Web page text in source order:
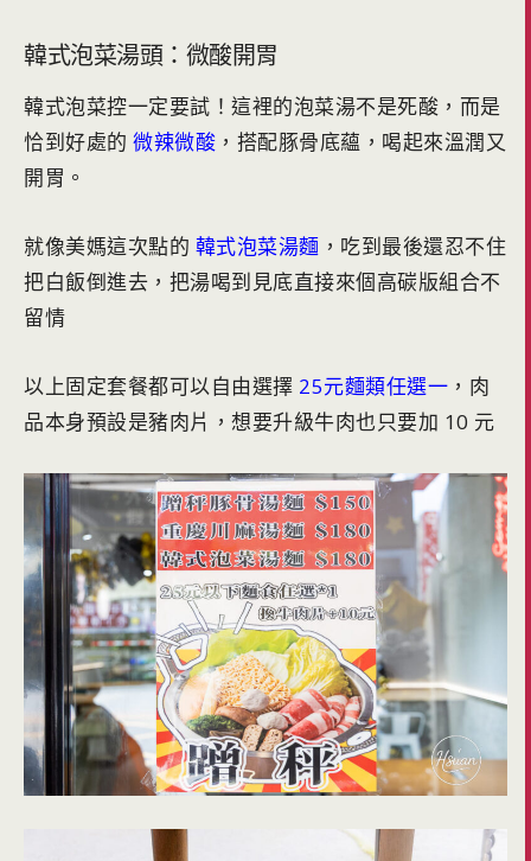
韓式泡菜湯頭：微酸開胃
韓式泡菜控一定要試！這裡的泡菜湯不是死酸，而是
恰到好處的 微辣微酸 ，搭配豚骨底蘊，喝起來溫潤又
開胃。
就像美媽這次點的 韓式泡菜湯麵 ，吃到最後還忍不住
把白飯倒進去，把湯喝到見底直接來個高碳版組合不
留情
以上固定套餐都可以自由選擇 25元麵類任選一 ，肉
品本身預設是豬肉片，想要升級牛肉也只要加 10 元